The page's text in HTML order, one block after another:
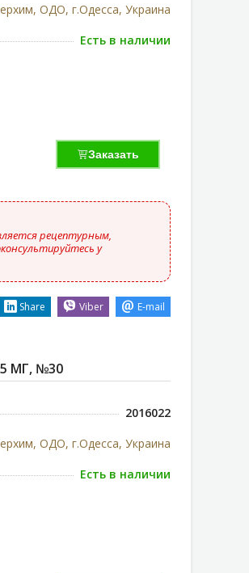
ОДО, г.Одесса, Украина
Есть в наличии
Заказать
рецептурным,
у
Share Viber E-mail
МГ, №30
2016022
ОДО, г.Одесса, Украина
Есть в наличии